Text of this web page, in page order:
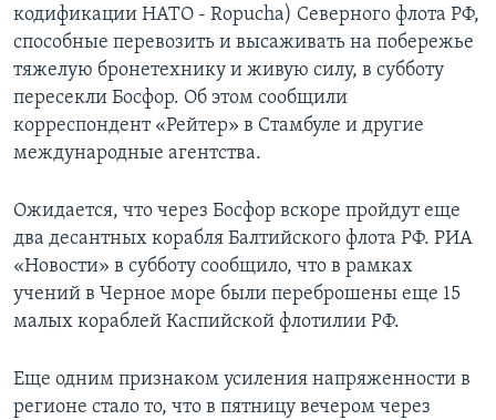
кодификации НАТО - Ropucha) Северного флота РФ,
способные перевозить и высаживать на побережье
тяжелую бронетехнику и живую силу, в субботу
пересекли Босфор. Об этом сообщили
корреспондент «Рейтер» в Стамбуле и другие
международные агентства.
Ожидается, что через Босфор вскоре пройдут еще
два десантных корабля Балтийского флота РФ. РИА
«Новости» в субботу сообщило, что в рамках
учений в Черное море были переброшены еще 15
малых кораблей Каспийской флотилии РФ.
Еще одним признаком усиления напряженности в
регионе стало то, что в пятницу вечером через